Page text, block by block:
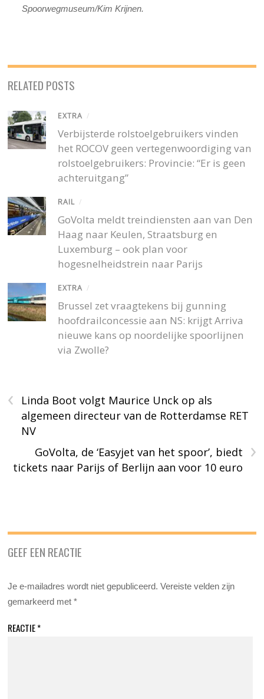
Spoorwegmuseum/Kim Krijnen.
RELATED POSTS
EXTRA /
Verbijsterde rolstoelgebruikers vinden
het ROCOV geen vertegenwoordiging van
rolstoelgebruikers: Provincie: “Er is geen
achteruitgang”
RAIL /
GoVolta meldt treindiensten aan van Den
Haag naar Keulen, Straatsburg en
Luxemburg – ook plan voor
hogesnelheidstrein naar Parijs
EXTRA /
Brussel zet vraagtekens bij gunning
hoofdrailconcessie aan NS: krijgt Arriva
nieuwe kans op noordelijke spoorlijnen
via Zwolle?
‹
Linda Boot volgt Maurice Unck op als
algemeen directeur van de Rotterdamse RET
NV
›
GoVolta, de ‘Easyjet van het spoor’, biedt
tickets naar Parijs of Berlijn aan voor 10 euro
GEEF EEN REACTIE
Je e-mailadres wordt niet gepubliceerd. Vereiste velden zijn
gemarkeerd met*
REACTIE*